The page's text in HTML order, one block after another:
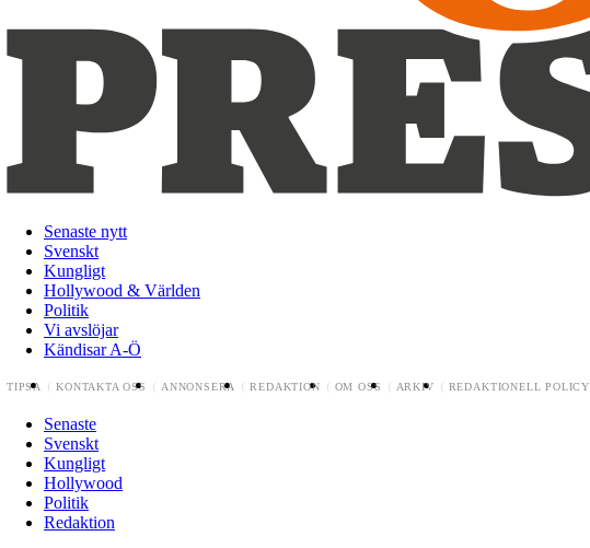
Senaste nytt
Svenskt
Kungligt
Hollywood & Världen
Politik
Vi avslöjar
Kändisar A-Ö
TIPSA KONTAKTA OSS ANNONSERA REDAKTION OM OSS ARKIV REDAKTIONELL POLICY
Senaste
Svenskt
Kungligt
Hollywood
Politik
Redaktion